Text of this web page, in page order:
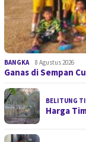
BANGKA 8 Agustus 2026
Ganas di Sempan
BELITUNG
Harga